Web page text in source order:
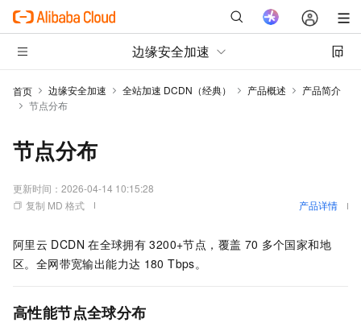
边缘安全加速
首页 边缘安全加速 全站加速 DCDN（经典） 产品概述
产品简介
节点分布
节点分布
更新时间： 2026-04-14 10:15:28
复制 MD 格式
产品详情
阿里云 DCDN 在全球拥有 3200+节点，覆盖 70 多个国家和地
区。全网带宽输出能力达 180 Tbps。
高性能节点全球分布